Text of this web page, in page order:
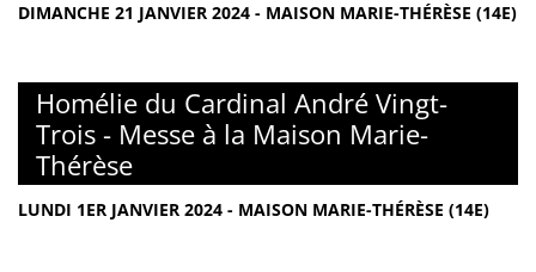
DIMANCHE 21 JANVIER 2024 - MAISON MARIE-THÉRÈSE (14E)
Homélie du Cardinal André Vingt-
Trois - Messe à la Maison Marie-
Thérèse
LUNDI 1ER JANVIER 2024 - MAISON MARIE-THÉRÈSE (14E)